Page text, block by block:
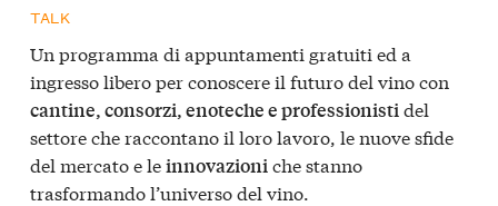
TALK
Un programma di appuntamenti gratuiti ed a
ingresso libero per conoscere il futuro del vino con
cantine, consorzi, enoteche e professionistidel
settore che raccontano il loro lavoro, le nuove sfide
del mercato e leinnovazioniche stanno
trasformando l’universo del vino.